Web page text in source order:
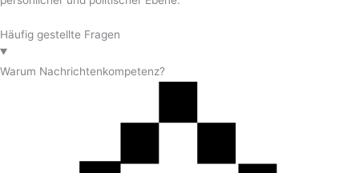
Häufig gestellte Fragen
Warum Nachrichtenkompetenz?